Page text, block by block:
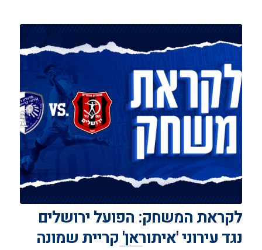
לקראת המשחק: הפועל ירושלים
נגד עירוני 'איתוראן' קריית שמונה